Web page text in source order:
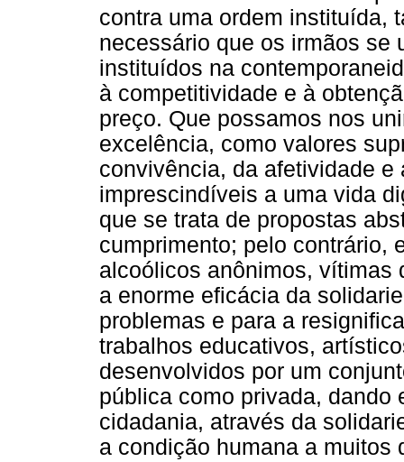
contra uma ordem instituída,
necessário que os irmãos se
instituídos na
à competitividade e à
preço. Que possamos nos
excelência, como valores
convivência, da afetividade
imprescindíveis a uma vida
que se trata de propostas
cumprimento; pelo contrário,
alcoólicos anônimos, vítimas
a enorme eficácia da
problemas e para a
trabalhos educativos,
desenvolvidos por um
pública como privada, dando
cidadania, através da
a condição humana a muitos